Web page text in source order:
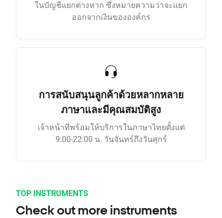
ในบัญชีแยกต่างหาก ซึ่งหมายความว่าจะแยก
ออกจากเงินขององค์กร
การสนับสนุนลูกค้าด้วยหลากหลาย
ภาษาและมีคุณสมบัติสูง
เจ้าหน้าทีพร้อมให้บริการในภาษาไทยตั้งแต่
9:00-22:00 น. วันจันทร์ถึงวันศุกร์
TOP INSTRUMENTS
Check out more instruments